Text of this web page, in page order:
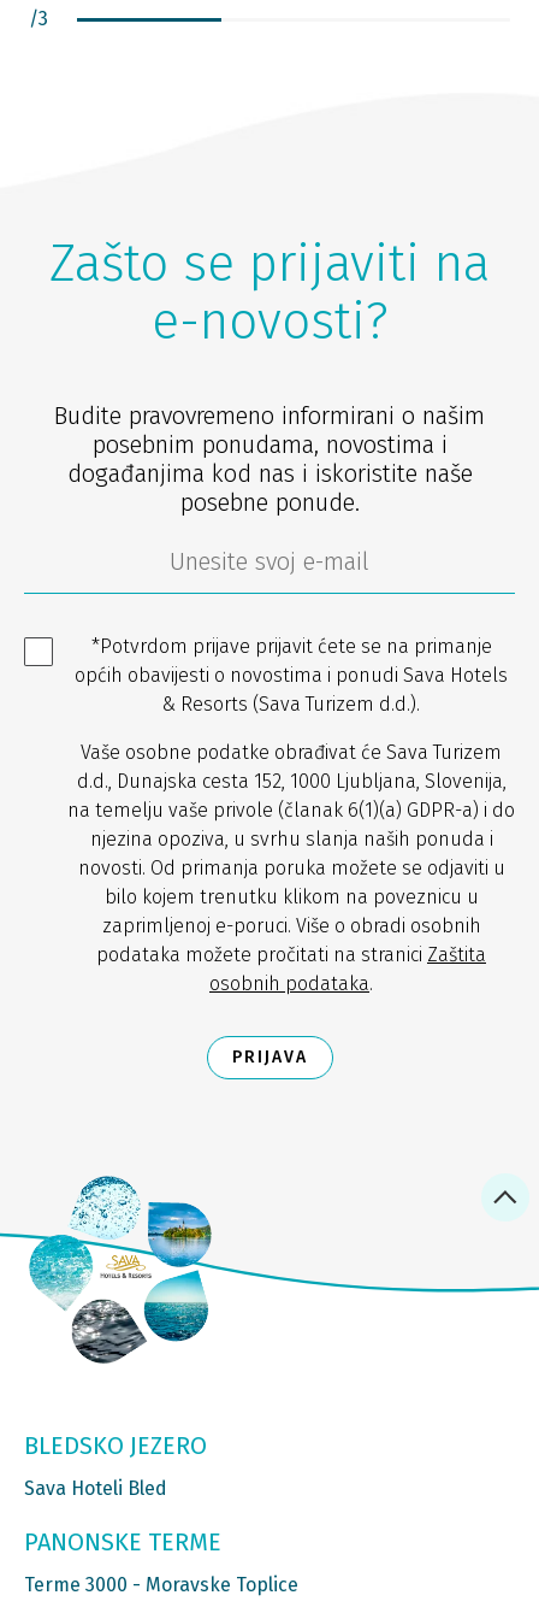
/3
Zašto se prijaviti na
e-novosti?
Budite pravovremeno informirani o našim
posebnim ponudama, novostima i
događanjima kod nas i iskoristite naše
posebne ponude.
*Potvrdom prijave prijavit ćete se na primanje
općih obavijesti o novostima i ponudi Sava Hotels
& Resorts (Sava Turizem d.d.).
Vaše osobne podatke obrađivat će Sava Turizem
d.d., Dunajska cesta 152, 1000 Ljubljana, Slovenija,
na temelju vaše privole (članak 6(1)(a) GDPR-a) i do
njezina opoziva, u svrhu slanja naših ponuda i
novosti. Od primanja poruka možete se odjaviti u
bilo kojem trenutku klikom na poveznicu u
zaprimljenoj e-poruci. Više o obradi osobnih
podataka možete pročitati na stranici Zaštita
osobnih podataka.
PRIJAVA
BLEDSKO JEZERO
Sava Hoteli Bled
PANONSKE TERME
Terme 3000 - Moravske Toplice